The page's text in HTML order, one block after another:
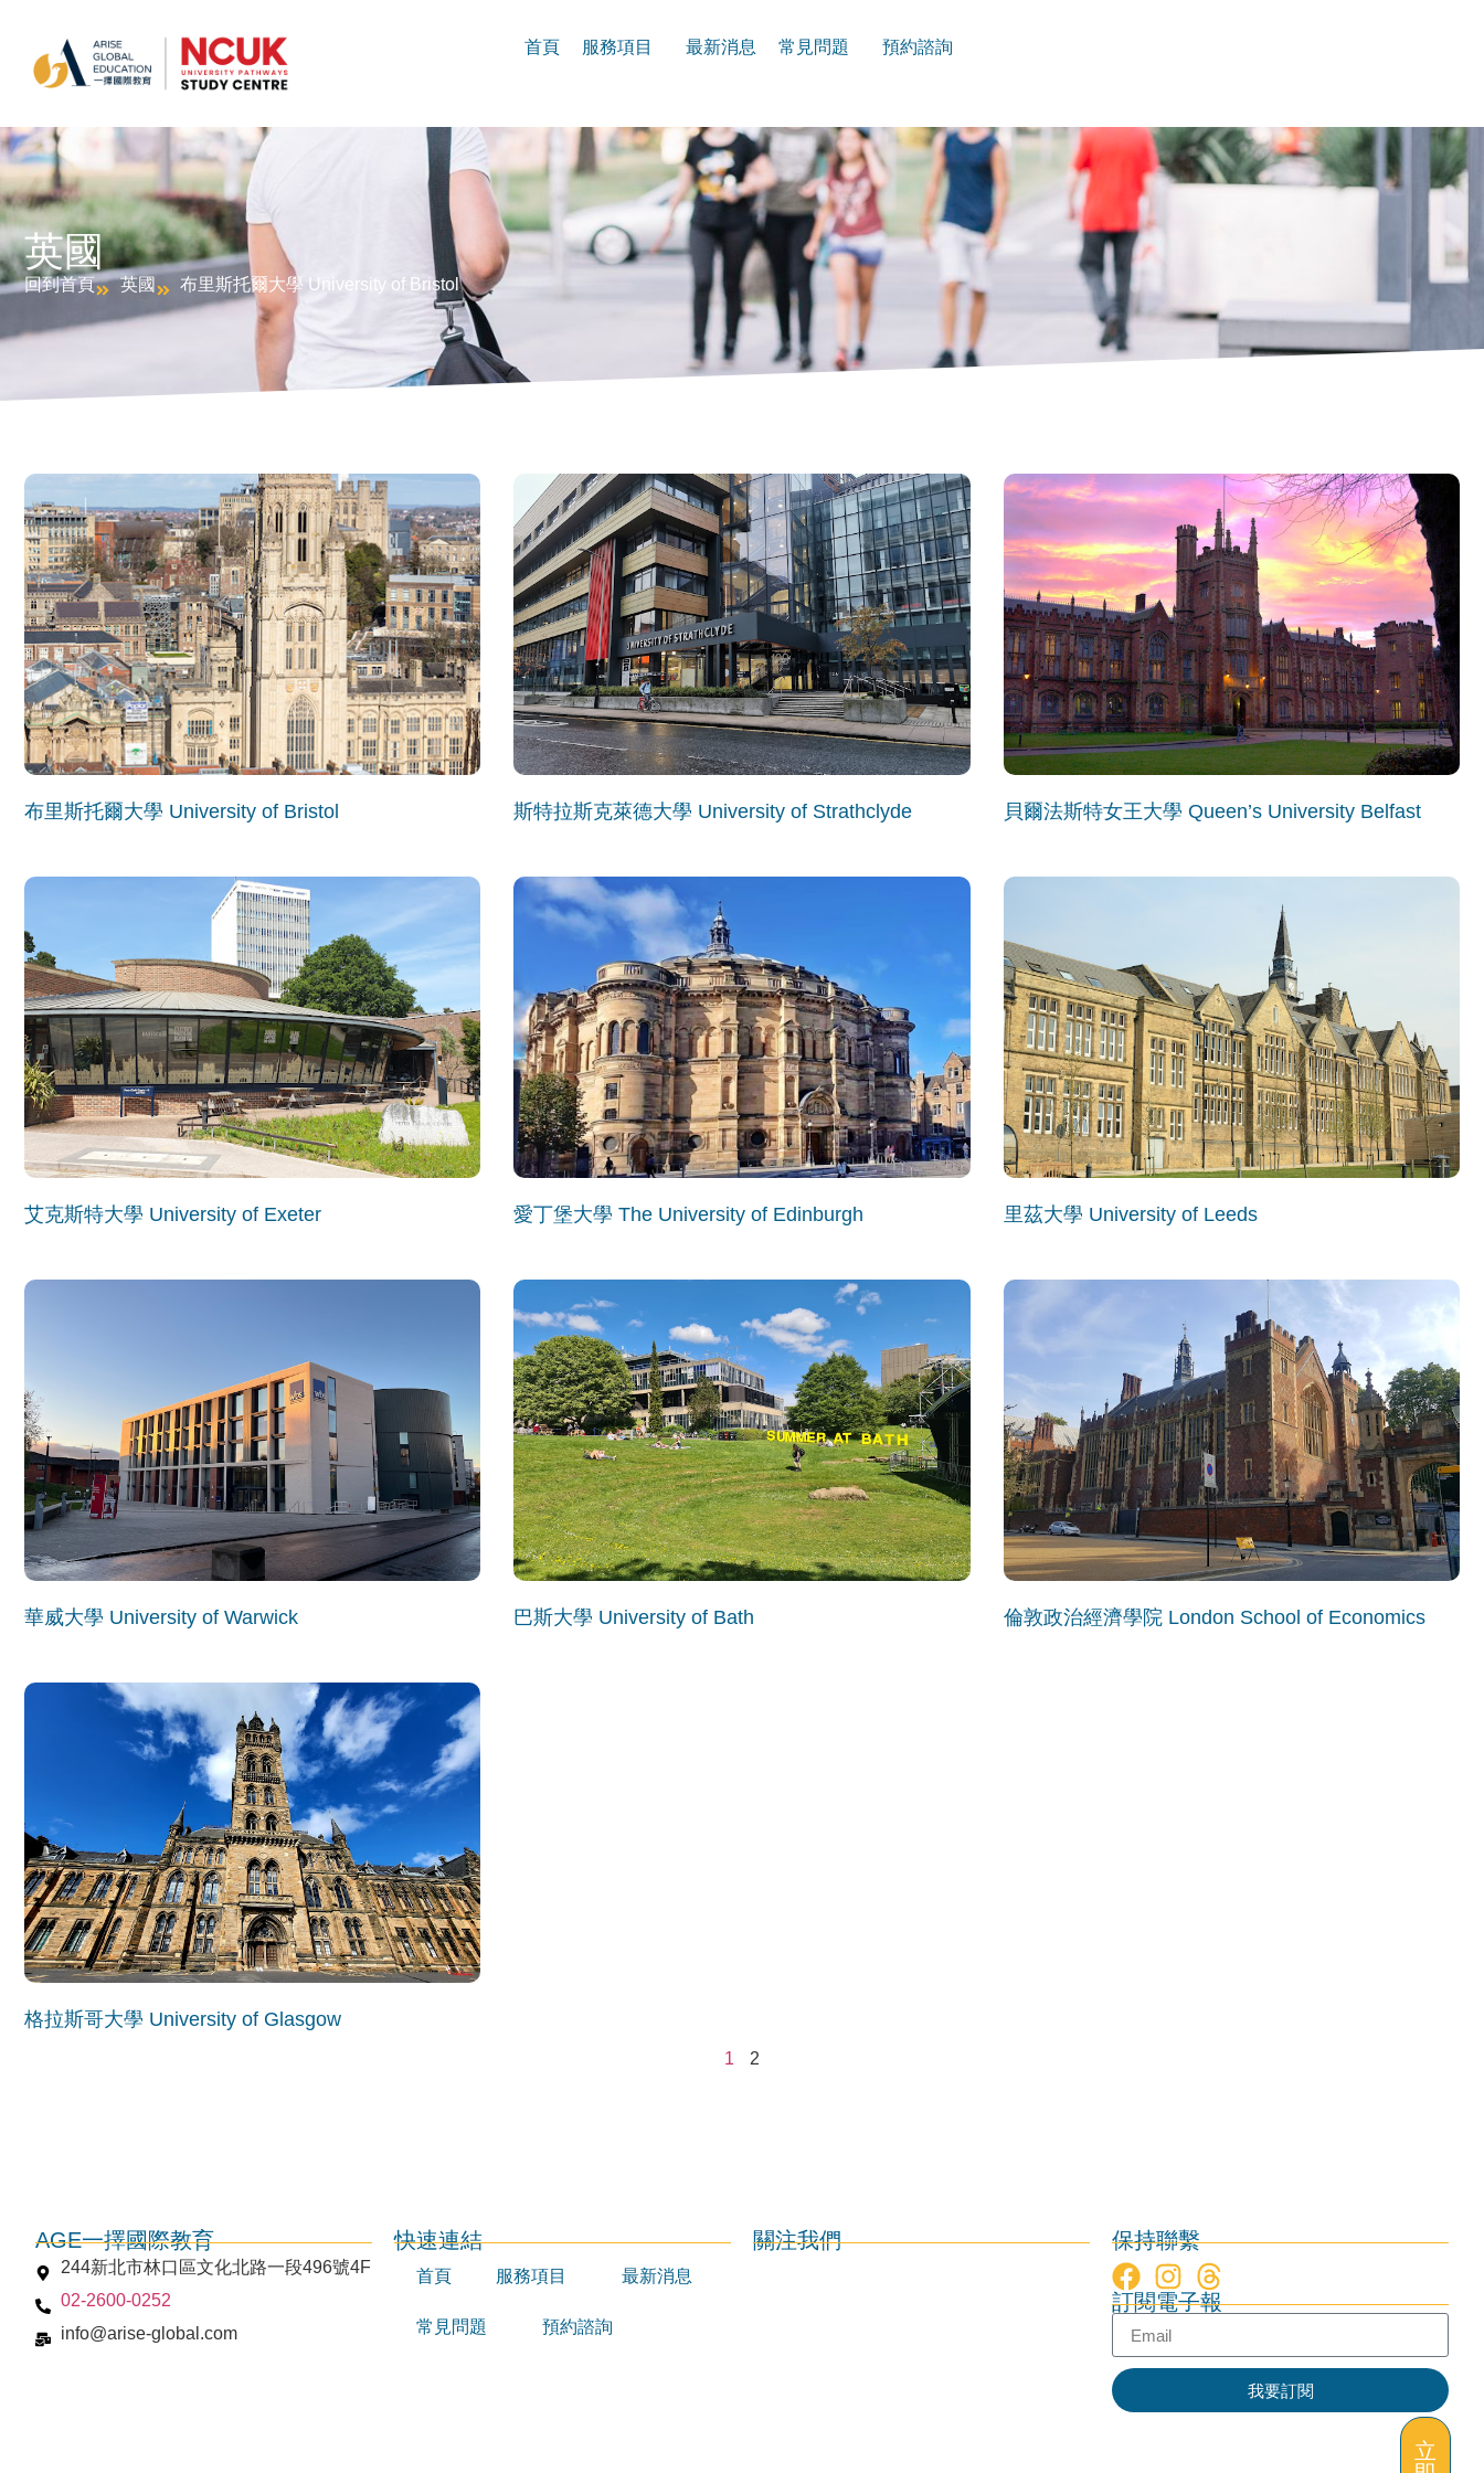
首頁 服務項目 最新消息 常見問題 預約諮詢
英國
回到首頁 英國 布里斯托爾大學 University of Bristol
布里斯托爾大學 University of Bristol 斯特拉斯克萊德大學 University of Strathclyde 貝爾法斯特女王大學 Queen’s University Belfast
艾克斯特大學 University of Exeter 愛丁堡大學 The University of Edinburgh 里茲大學 University of Leeds
華威大學 University of Warwick 巴斯大學 University of Bath 倫敦政治經濟學院 London School of Economics
格拉斯哥大學 University of Glasgow
1 2
AGE一擇國際教育
244新北市林口區文化北路一段496號4F
02-2600-0252
info@arise-global.com
快速連結
首頁 服務項目 最新消息
常見問題 預約諮詢
關注我們 保持聯繫
訂閱電子報
我要訂閱
立